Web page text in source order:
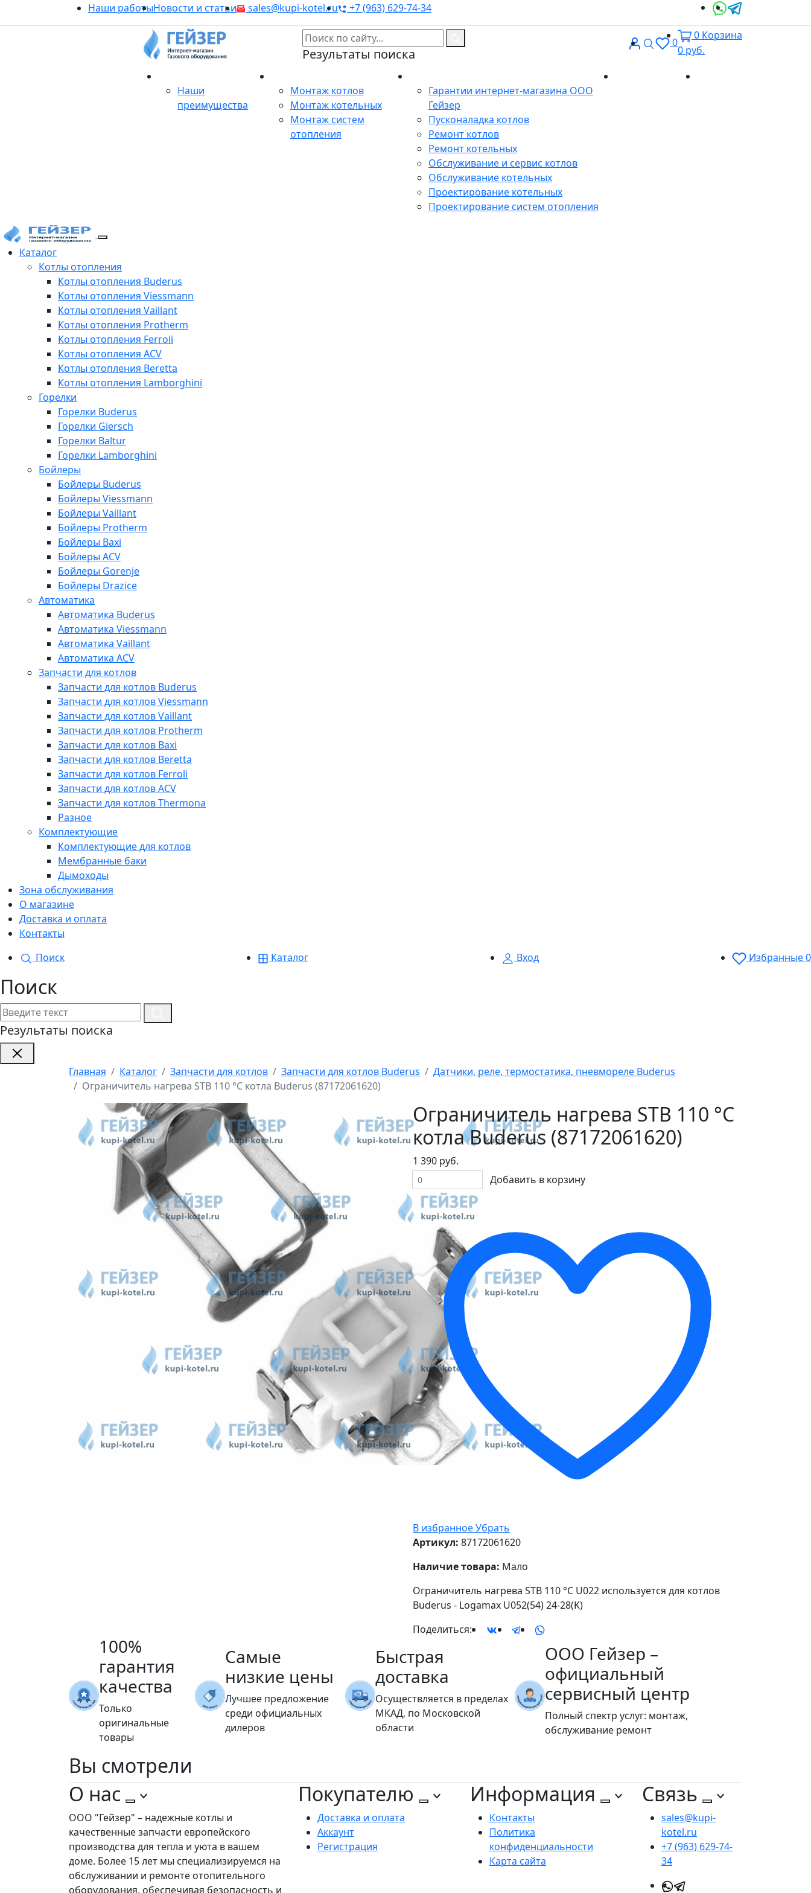
Наши работыНовости и статьи sales@kupi-kotel.ru +7 (963) 629-74-34
Результаты поиска
ВходПоиск
0
0 Корзина
0 руб.
Наши
преимущества
Монтаж котлов
Монтаж котельных
Монтаж систем
отопления
Гарантии интернет-магазина ООО
Гейзер
Пусконаладка котлов
Ремонт котлов
Ремонт котельных
Обслуживание и сервис котлов
Обслуживание котельных
Проектирование котельных
Проектирование систем отопления
Каталог
Котлы отопления
Котлы отопления Buderus
Котлы отопления Viessmann
Котлы отопления Vaillant
Котлы отопления Protherm
Котлы отопления Ferroli
Котлы отопления ACV
Котлы отопления Beretta
Котлы отопления Lamborghini
Горелки
Горелки Buderus
Горелки Giersch
Горелки Baltur
Горелки Lamborghini
Бойлеры
Бойлеры Buderus
Бойлеры Viessmann
Бойлеры Vaillant
Бойлеры Protherm
Бойлеры Baxi
Бойлеры ACV
Бойлеры Gorenje
Бойлеры Drazice
Автоматика
Автоматика Buderus
Автоматика Viessmann
Автоматика Vaillant
Автоматика ACV
Запчасти для котлов
Запчасти для котлов Buderus
Запчасти для котлов Viessmann
Запчасти для котлов Vaillant
Запчасти для котлов Protherm
Запчасти для котлов Baxi
Запчасти для котлов Beretta
Запчасти для котлов Ferroli
Запчасти для котлов ACV
Запчасти для котлов Thermona
Разное
Комплектующие
Комплектующие для котлов
Мембранные баки
Дымоходы
Зона обслуживания
О магазине
Доставка и оплата
Контакты
Поиск
Каталог Вход Избранные0
Поиск
Результаты поиска
Главная Каталог Запчасти для котлов Запчасти для котлов Buderus
Датчики, реле, термостатика, пневмореле Buderus
Ограничитель нагрева STB 110 °С котла Buderus (87172061620)
Ограничитель нагрева STB 110 °С
котла Buderus (87172061620)
1 390 руб.
Добавить в корзину
В избранноеУбрать
Артикул: 87172061620
Наличие товара: Мало
Ограничитель нагрева STB 110 °С U022 используется для котлов
Buderus - Logamax U052(54) 24-28(K)
Поделиться:
100%
гарантия
качества
Только
оригинальные
товары
Самые
низкие цены
Лучшее предложение
среди официальных
дилеров
Быстрая
доставка
Осуществляется в пределах
МКАД, по Московской
области
ООО Гейзер –
официальный
сервисный центр
Полный спектр услуг: монтаж,
обслуживание ремонт
Вы смотрели
О нас
ООО "Гейзер" – надежные котлы и
качественные запчасти европейского
производства для тепла и уюта в вашем
доме. Более 15 лет мы специализируемся на
обслуживании и ремонте отопительного
оборудования, обеспечивая безопасность и
Покупателю
Доставка и оплата
Аккаунт
Регистрация
Информация
Контакты
Политика
конфиденциальности
Карта сайта
Связь
sales@kupi-
kotel.ru
+7 (963) 629-74-
34